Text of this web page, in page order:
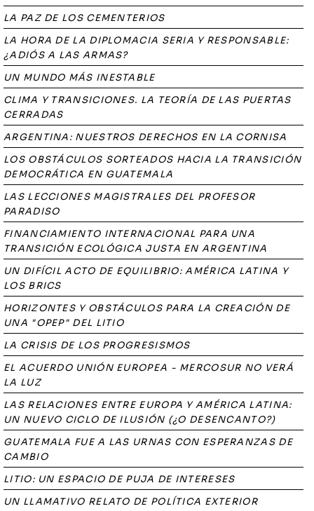
LA PAZ DE LOS CEMENTERIOS
LA HORA DE LA DIPLOMACIA SERIA Y RESPONSABLE:
¿ADIÓS A LAS ARMAS?
UN MUNDO MÁS INESTABLE
CLIMA Y TRANSICIONES. LA TEORÍA DE LAS PUERTAS
CERRADAS
ARGENTINA: NUESTROS DERECHOS EN LA CORNISA
LOS OBSTÁCULOS SORTEADOS HACIA LA TRANSICIÓN
DEMOCRÁTICA EN GUATEMALA
LAS LECCIONES MAGISTRALES DEL PROFESOR
PARADISO
FINANCIAMIENTO INTERNACIONAL PARA UNA
TRANSICIÓN ECOLÓGICA JUSTA EN ARGENTINA
UN DIFÍCIL ACTO DE EQUILIBRIO: AMÉRICA LATINA Y
LOS BRICS
HORIZONTES Y OBSTÁCULOS PARA LA CREACIÓN DE
UNA "OPEP" DEL LITIO
LA CRISIS DE LOS PROGRESISMOS
EL ACUERDO UNIÓN EUROPEA - MERCOSUR NO VERÁ
LA LUZ
LAS RELACIONES ENTRE EUROPA Y AMÉRICA LATINA:
UN NUEVO CICLO DE ILUSIÓN (¿O DESENCANTO?)
GUATEMALA FUE A LAS URNAS CON ESPERANZAS DE
CAMBIO
LITIO: UN ESPACIO DE PUJA DE INTERESES
UN LLAMATIVO RELATO DE POLÍTICA EXTERIOR